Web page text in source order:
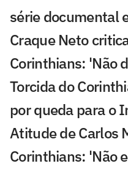
série documental
Craque Neto
Corinthians: 'Não
Torcida do
por queda para o
Atitude de Carlos
Corinthians: 'Não